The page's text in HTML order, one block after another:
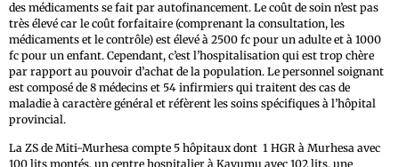
des médicaments se fait par autofinancement. Le coût de soin n’est pas
très élevé car le coût forfaitaire (comprenant la consultation, les
médicaments et le contrôle) est élevé à 2500 fc pour un adulte et à 1000
fc pour un enfant. Cependant, c’est l’hospitalisation qui est trop chère
par rapport au pouvoir d’achat de la population. Le personnel soignant
est composé de 8 médecins et 54 infirmiers qui traitent des cas de
maladie à caractère général et réfèrent les soins spécifiques à l’hôpital
provincial.
La ZS de Miti-Murhesa compte 5 hôpitaux dont 1 HGR à Murhesa avec
100 lits montés, un centre hospitalier à Kavumu avec 102 lits, une